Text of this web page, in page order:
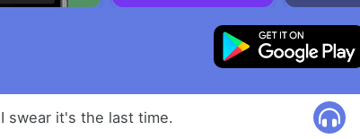
I swear it's the last time.